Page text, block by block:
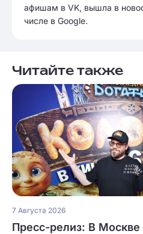
афишам в VK, вышла в
числе в Google.
Читайте также
7 Августа 2026
Пресс-релиз: В Москве